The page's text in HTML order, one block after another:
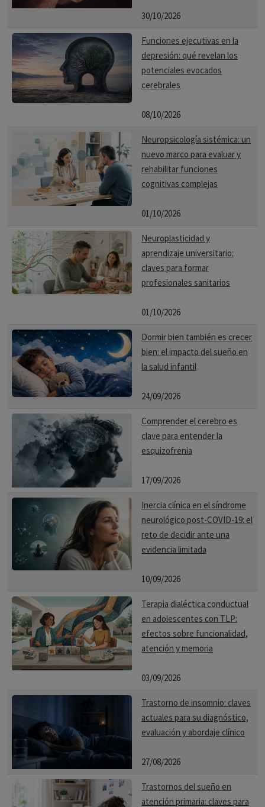
30/10/2026
Funciones ejecutivas en la
depresión: qué revelan los
potenciales evocados
cerebrales
08/10/2026
Neuropsicología sistémica: un
nuevo marco para evaluar y
rehabilitar funciones
cognitivas complejas
01/10/2026
Neuroplasticidad y
aprendizaje universitario:
claves para formar
profesionales sanitarios
01/10/2026
Dormir bien también es crecer
bien: el impacto del sueño en
la salud infantil
24/09/2026
Comprender el cerebro es
clave para entender la
esquizofrenia
17/09/2026
Inercia clínica en el síndrome
neurológico post-COVID-19: el
reto de decidir ante una
evidencia limitada
10/09/2026
Terapia dialéctica conductual
en adolescentes con TLP:
efectos sobre funcionalidad,
atención y memoria
03/09/2026
Trastorno de insomnio: claves
actuales para su diagnóstico,
evaluación y abordaje clínico
27/08/2026
Trastornos del sueño en
atención primaria: claves para